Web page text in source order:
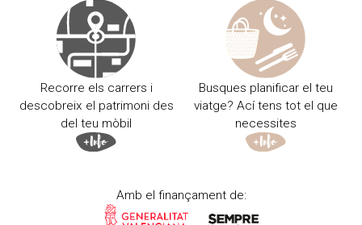
Recorre els carrers i
descobreix el patrimoni des
del teu mòbil
Busques planificar el teu
viatge? Ací tens tot el que
necessites
Amb el finançament de: